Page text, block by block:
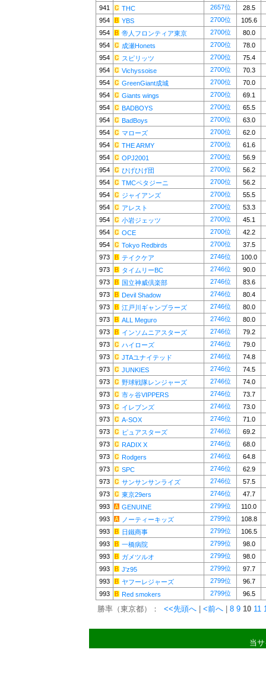
941
THC 2657位
28.5
954
YBS 2700位
105.6
954
帝人フロンティア東京 2700位
80.0
954
成瀬Honets 2700位
78.0
954
スピリッツ 2700位
75.4
954
Vichyssoise 2700位
70.3
954
GreenGiant成城 2700位
70.0
954
Giants wings 2700位
69.1
954
BADBOYS 2700位
65.5
954
BadBoys 2700位
63.0
954
マローズ 2700位
62.0
954
THE ARMY 2700位
61.6
954
OPJ2001 2700位
56.9
954
ひげひげ団 2700位
56.2
954
TMCペタジーニ 2700位
56.2
954
ジャイアンズ 2700位
55.5
954
アレスト 2700位
53.3
954
小岩ジェッツ 2700位
45.1
954
OCE 2700位
42.2
954
Tokyo Redbirds 2700位
37.5
973
テイクケア 2746位
100.0
973
タイムリーBC 2746位
90.0
973
国立神威倶楽部 2746位
83.6
973
Devil Shadow 2746位
80.4
973
江戸川ギャンブラーズ 2746位
80.0
973
ALL Meguro 2746位
80.0
973
インソムニアスターズ 2746位
79.2
973
ハイローズ 2746位
79.0
973
JTAユナイテッド 2746位
74.8
973
JUNKIES 2746位
74.5
973
野球戦隊レンジャーズ 2746位
74.0
973
市ヶ谷VIPPERS 2746位
73.7
973
イレブンズ 2746位
73.0
973
A-SOX 2746位
71.0
973
ピュアスターズ 2746位
69.2
973
RADIX X 2746位
68.0
973
Rodgers 2746位
64.8
973
SPC 2746位
62.9
973
サンサンサンライズ 2746位
57.5
973
東京29ers 2746位
47.7
993
GENUINE 2799位
110.0
993
ノーティーキッズ 2799位
108.8
993
日鐵商事 2799位
106.5
993
一橋病院 2799位
98.0
993
ガメツルオ 2799位
98.0
993
J'z95 2799位
97.7
993
ヤフーレジャーズ 2799位
96.7
993
Red smokers 2799位 96.5
勝率（東京都）： <<先頭へ <前へ 8 9 10 11
当